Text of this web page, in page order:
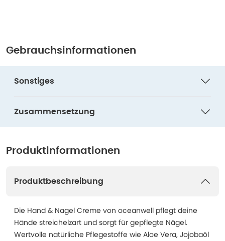
Gebrauchsinformationen
Sonstiges
Zusammensetzung
Produktinformationen
Produktbeschreibung
Die Hand & Nagel Creme von oceanwell pflegt deine
Hände streichelzart und sorgt für gepflegte Nägel.
Wertvolle natürliche Pflegestoffe wie Aloe Vera, Jojobaöl